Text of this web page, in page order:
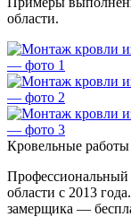
области.
Кровельные работы
области с 2013
замерщика —